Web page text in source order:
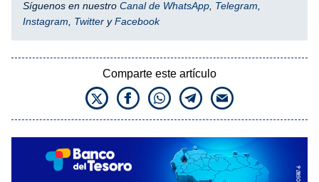
Síguenos en nuestro Canal de WhatsApp Telegram
Instagram
Twitter yFacebook
Comparte este artículo